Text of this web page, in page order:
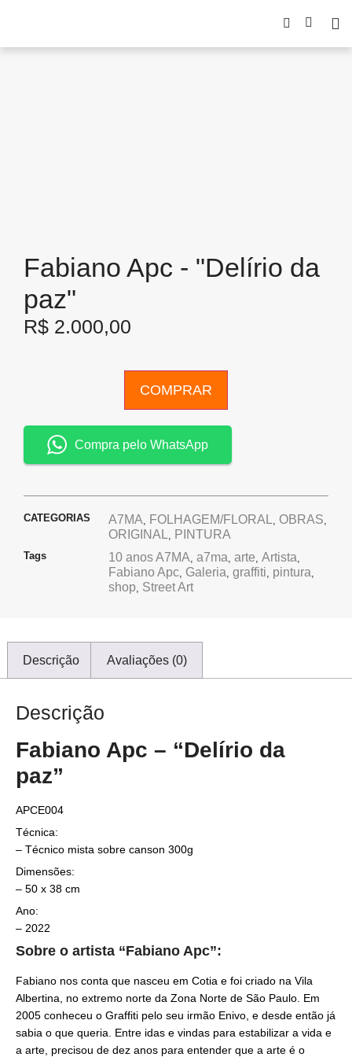
Fabiano Apc - "Delírio da
paz"
R$ 2.000,00
COMPRAR
Compra pelo WhatsApp
CATEGORIAS A7MA, FOLHAGEM/FLORAL, OBRAS,
ORIGINAL, PINTURA
Tags 10 anos A7MA, a7ma, arte, Artista,
Fabiano Apc, Galeria, graffiti, pintura,
shop, Street Art
Descrição Avaliações (0)
Descrição
Fabiano Apc – “Delírio da
paz”
APCE004
Técnica:
– Técnico mista sobre canson 300g
Dimensões:
– 50 x 38 cm
Ano:
– 2022
Sobre o artista “Fabiano Apc”:
Fabiano nos conta que nasceu em Cotia e foi criado na Vila
Albertina, no extremo norte da Zona Norte de São Paulo. Em
2005 conheceu o Graffiti pelo seu irmão Enivo, e desde então já
sabia o que queria. Entre idas e vindas para estabilizar a vida e
a arte, precisou de dez anos para entender que a arte é o